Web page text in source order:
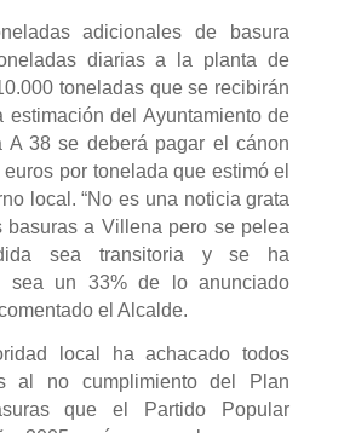
adicionales de basura
diarias a la planta de
toneladas que se recibirán
estimación del Ayuntamiento de
A 38 se deberá pagar el cánon
por tonelada que estimó el
local. “No es una noticia grata
basuras a Villena pero se pelea
sea transitoria y se ha
sea un 33% de lo anunciado
el Alcalde.
local ha achacado todos
al no cumplimiento del Plan
que el Partido Popular